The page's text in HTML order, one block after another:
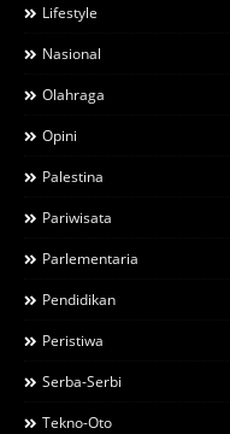
Lifestyle
Nasional
Olahraga
Opini
Palestina
Pariwisata
Parlementaria
Pendidikan
Peristiwa
Serba-Serbi
Tekno-Oto